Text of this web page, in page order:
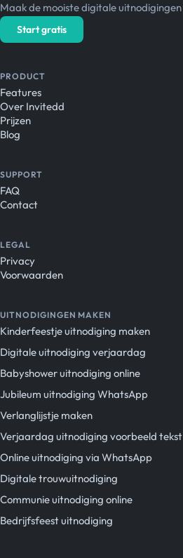
Maak de mooiste digitale uitnodigingen
Start gratis
PRODUCT
Features
Over Invitedd
Prijzen
Blog
SUPPORT
FAQ
Contact
LEGAL
Privacy
Voorwaarden
UITNODIGINGEN MAKEN
Kinderfeestje uitnodiging maken
Digitale uitnodiging verjaardag
Babyshower uitnodiging online
Jubileum uitnodiging WhatsApp
Verlanglijstje maken
Verjaardag uitnodiging voorbeeld tekst
Online uitnodiging via WhatsApp
Digitale trouwuitnodiging
Communie uitnodiging online
Bedrijfsfeest uitnodiging